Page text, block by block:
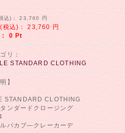
込)： 23,760 円
込)： 23,760 円
0 Pt
リ：
STANDARD CLOTHING
】
STANDARD CLOTHING
ンダードクロージング
パカブ―クレーカーデ